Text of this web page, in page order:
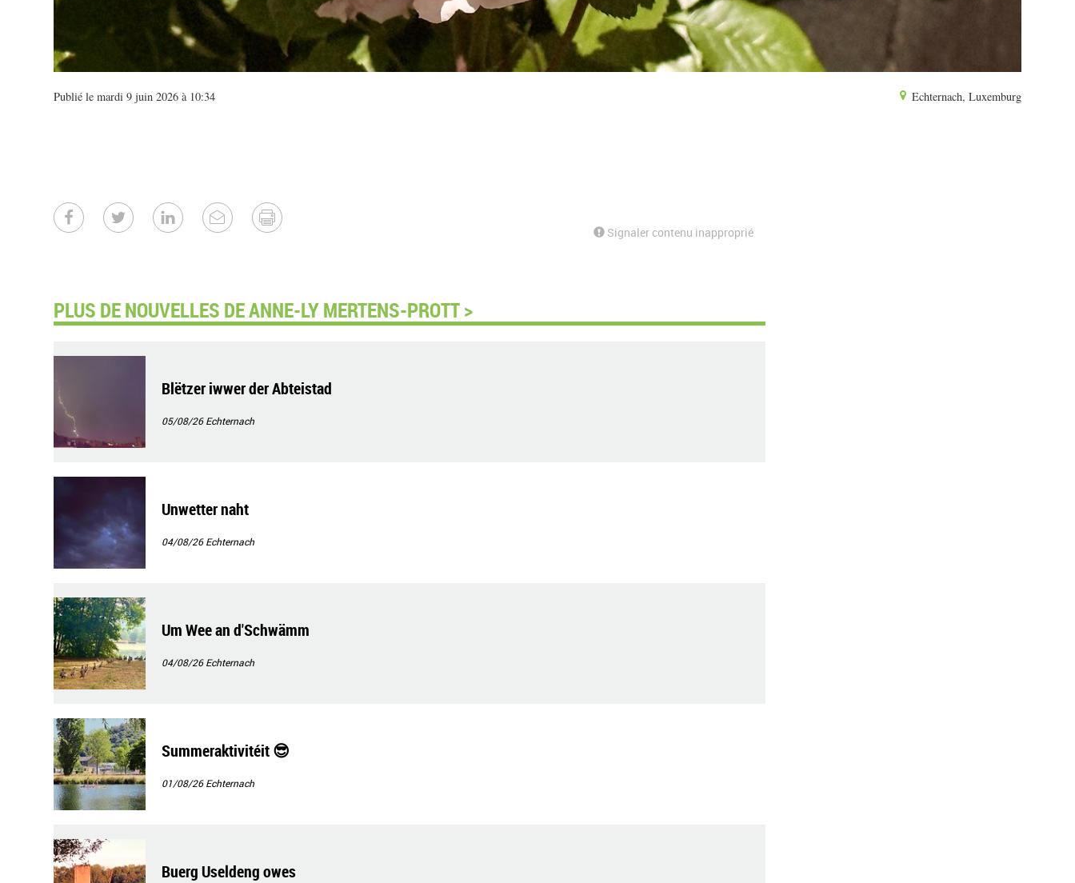
Publié le mardi 9 juin 2026 à 10:34 Echternach, Luxemburg
Signaler contenu inapproprié
PLUS DE NOUVELLES DE ANNE-LY MERTENS-PROTT >
Blëtzer iwwer der Abteistad
05/08/26Echternach
Unwetter naht
04/08/26Echternach
Um Wee an d'Schwämm
04/08/26Echternach
Summeraktivitéit 😎
01/08/26Echternach
Buerg Useldeng owes